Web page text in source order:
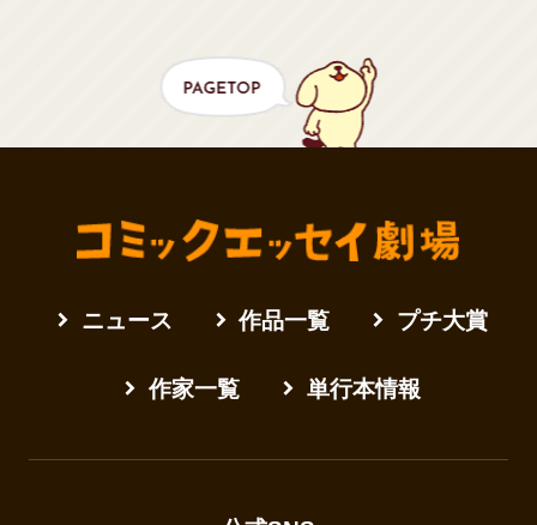
ニュース 作品一覧 プチ大賞
作家一覧 単行本情報